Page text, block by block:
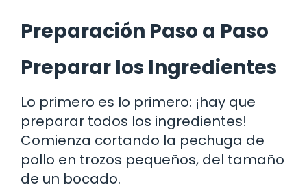
Preparación Paso a Paso
Preparar los Ingredientes
Lo primero es lo primero: ¡hay que
preparar todos los ingredientes!
Comienza cortando la pechuga de
pollo en trozos pequeños, del tamaño
de un bocado.